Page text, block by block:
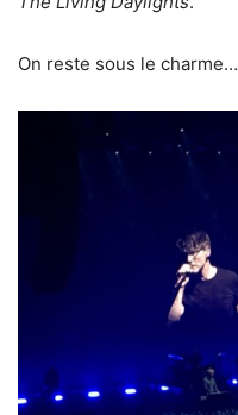
On reste sous le charme…